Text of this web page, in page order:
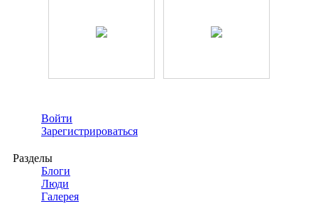
Войти
Зарегистрироваться
Разделы
Блоги
Люди
Галерея